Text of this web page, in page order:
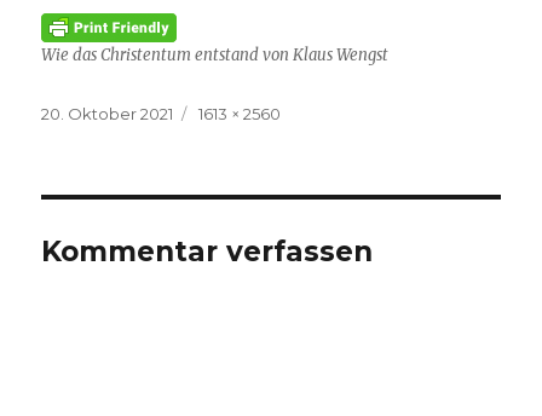
Wie das Christentum entstand von Klaus Wengst
Veröffentlicht
20. Oktober 2021
Volle
1613 × 2560
Kommentar verfassen